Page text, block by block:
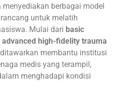
menyediakan berbagai model
untuk melatih
Mulai dari basic
advanced high-fidelity trauma
membantu institusi
medis yang terampil,
menghadapi kondisi